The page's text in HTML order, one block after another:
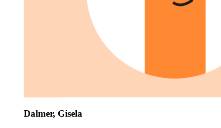
Dalmer, Gisela